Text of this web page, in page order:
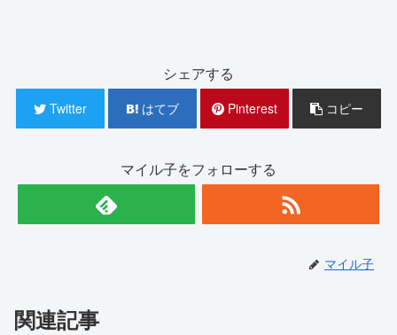
シェアする
Twitter はてブ Pinterest コピー
マイル子をフォローする
マイル子
関連記事